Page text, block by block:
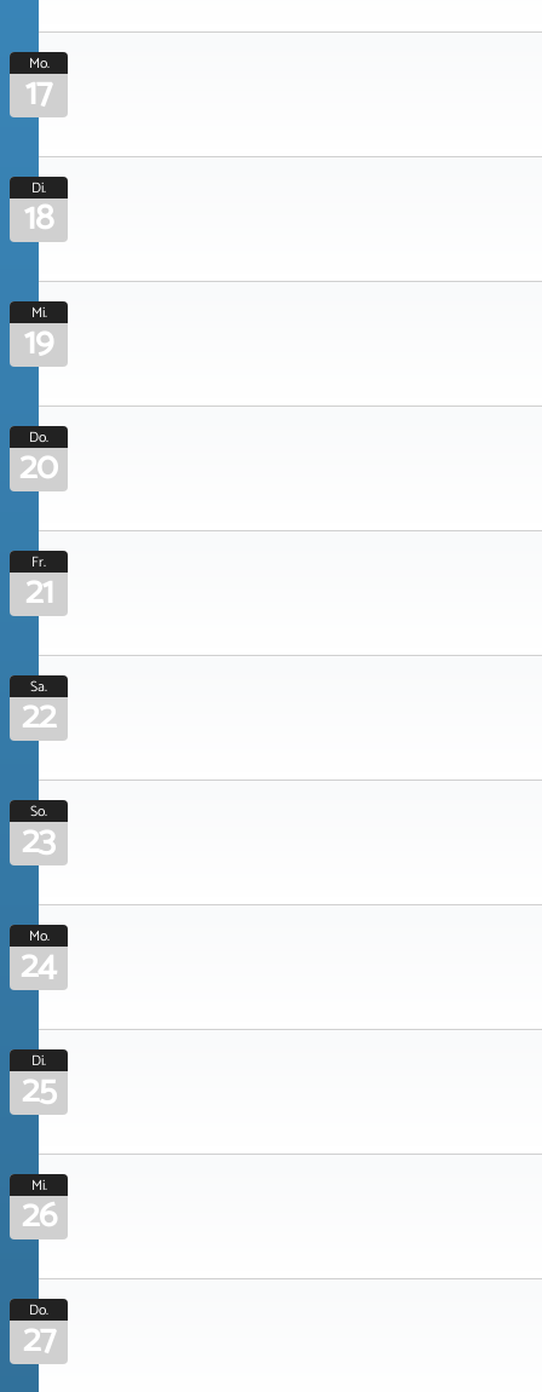
Mo.
17
Di.
18
Mi.
19
Do.
20
Fr.
21
Sa.
22
So.
23
Mo.
24
Di.
25
Mi.
26
Do.
27